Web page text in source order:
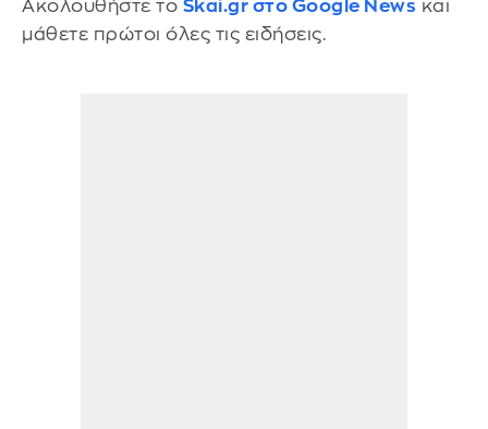
Ακολουθήστε το Skai.gr στο Google News και
μάθετε πρώτοι όλες τις ειδήσεις.